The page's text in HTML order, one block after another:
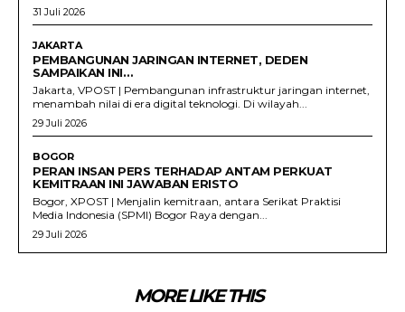
31 Juli 2026
JAKARTA
PEMBANGUNAN JARINGAN INTERNET, DEDEN
SAMPAIKAN INI…
Jakarta, VPOST | Pembangunan infrastruktur jaringan internet,
menambah nilai di era digital teknologi. Di wilayah...
29 Juli 2026
BOGOR
PERAN INSAN PERS TERHADAP ANTAM PERKUAT
KEMITRAAN INI JAWABAN ERISTO
Bogor, XPOST | Menjalin kemitraan, antara Serikat Praktisi
Media Indonesia (SPMI) Bogor Raya dengan...
29 Juli 2026
MORE LIKE THIS